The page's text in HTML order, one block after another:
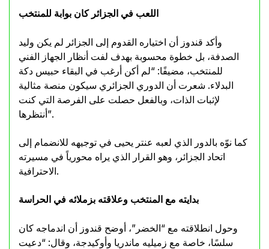
اللعب في الجزائر كان بوابة للمنتخب
وأكد قندوز أن اختياره القدوم إلى الجزائر لم يكن وليد
الصدفة، بل خطوة محسوبة بهدف لفت أنظار الجهاز الفني
للمنتخب، مضيفًا: “لم أكن أرغب في البقاء حبيس دكة
البدلاء. شعرت أن الدوري الجزائري سيكون منصة مثالية
لإثبات الذات، وبالفعل حصلت على الفرصة التي كنت
أنتظرها”.
كما نوّه بالدور الذي لعبه عنتر يحيى في توجيهه للانضمام إلى
اتحاد الجزائر، وهو القرار الذي يراه محورياً في مسيرته
الاحترافية.
بدايته مع المنتخب وعلاقته بزملائه في الحراسة
وحول انطلاقته مع “الخضر”، أوضح قندوز أن اندماجه كان
سلسًا، خاصة مع زميليه ماندريا وأوكيدجة، وقال: “دعيت